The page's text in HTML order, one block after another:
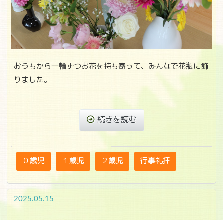
おうちから一輪ずつお花を持ち寄って、みんなで花瓶に飾
りました。
続きを読む
０歳児 １歳児 ２歳児 行事礼拝
2025.05.15